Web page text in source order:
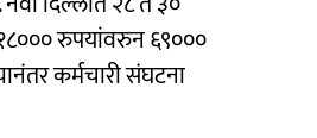
रुपयांवरुन ६९०००
कर्मचारी संघटना